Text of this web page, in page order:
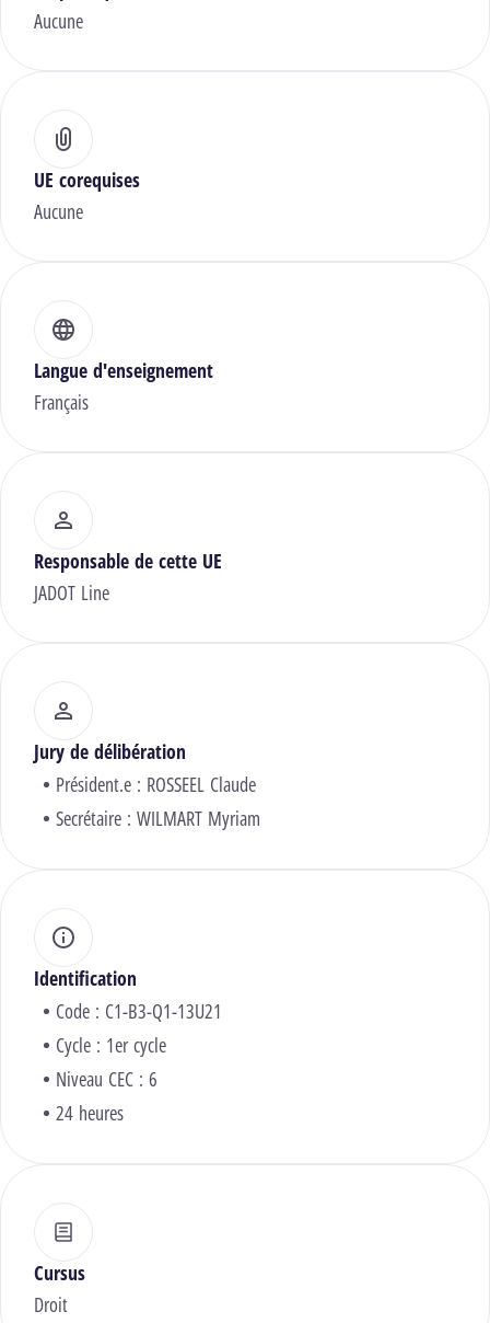
Aucune
UE corequises
Aucune
Langue d'enseignement
Français
Responsable de cette UE
JADOT Line
Jury de délibération
Président.e : ROSSEEL Claude
Secrétaire : WILMART Myriam
Identification
Code : C1-B3-Q1-13U21
Cycle : 1er cycle
Niveau CEC : 6
24 heures
Cursus
Droit